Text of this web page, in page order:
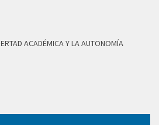
ACADÉMICA Y LA AUTONOMÍA